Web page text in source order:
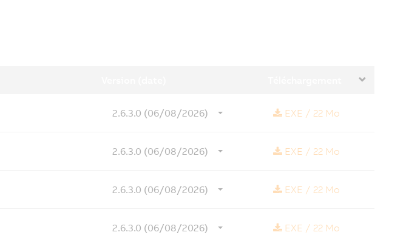
2.6.3.0 (06/08/2026) EXE / 22 Mo
2.6.3.0 (06/08/2026) EXE / 22 Mo
2.6.3.0 (06/08/2026) EXE / 22 Mo
2.6.3.0 (06/08/2026) EXE / 22 Mo